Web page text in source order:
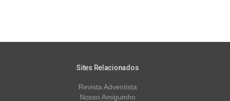
Sites Relacionados
Revista Adventista
Nosso Amiguinho